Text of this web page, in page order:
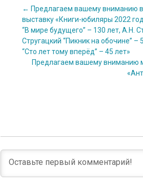
Post
navigation
← Предлагаем вашему вниманию
выставку «Книги-юбиляры 2022
“В мире будущего” – 130 лет, А.Н.
Стругацкий “Пикник на обочине” –
“Сто лет тому вперёд” – 45 лет»
Предлагаем вашему вниманию